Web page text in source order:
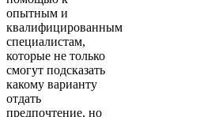
опытным и
квалифицированным
специалистам,
которые не только
смогут подсказать
какому варианту
отдать
предпочтение, но